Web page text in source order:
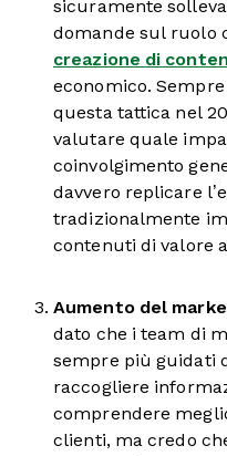
sicuramente
domande sul ruolo
creazione di
economico.
questa tattica nel
valutare quale
coinvolgimento
davvero replicare
tradizionalmente
contenuti di valore
Aumento del
dato che i team di
sempre più guidati
raccogliere
comprendere
clienti, ma credo